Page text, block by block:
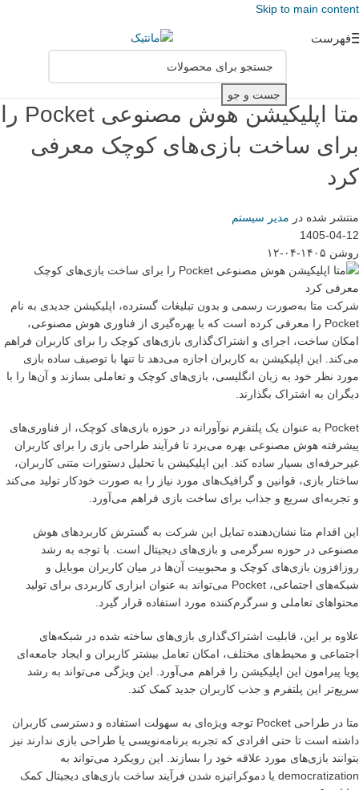
Skip to main content
فهرست
جست و جو
متا اپلیکیشن هوش مصنوعی Pocket را
برای ساخت بازی‌های کوچک معرفی
کرد
منتشر شده در مدیر سیستم
1405-04-12
روشن ۱۴۰۵-۰۴-۱۲
شرکت متا به‌صورت رسمی و بدون تبلیغات گسترده، اپلیکیشن جدیدی به نام
Pocket را معرفی کرده است که با بهره‌گیری از فناوری هوش مصنوعی،
امکان ساخت، اجرای و اشتراک‌گذاری بازی‌های کوچک را برای کاربران فراهم
می‌کند. این اپلیکیشن به کاربران اجازه می‌دهد تا تنها با توصیف ساده بازی
مورد نظر خود به زبان انگلیسی، بازی‌های کوچک و تعاملی بسازند و آن‌ها را با
دیگران به اشتراک بگذارند.
Pocket به عنوان یک پلتفرم نوآورانه در حوزه بازی‌های کوچک، از فناوری‌های
پیشرفته هوش مصنوعی بهره می‌برد تا فرآیند طراحی بازی را برای کاربران
غیرحرفه‌ای بسیار ساده کند. این اپلیکیشن با تحلیل دستورات متنی کاربران،
ساختار بازی، قوانین و گرافیک‌های مورد نیاز را به صورت خودکار تولید می‌کند
و تجربه‌ای سریع و جذاب برای ساخت بازی فراهم می‌آورد.
این اقدام متا نشان‌دهنده تمایل این شرکت به گسترش کاربردهای هوش
مصنوعی در حوزه سرگرمی و بازی‌های دیجیتال است. با توجه به رشد
روزافزون بازی‌های کوچک و محبوبیت آن‌ها در میان کاربران موبایل و
شبکه‌های اجتماعی، Pocket می‌تواند به عنوان ابزاری کاربردی برای تولید
محتواهای تعاملی و سرگرم‌کننده مورد استفاده قرار گیرد.
علاوه بر این، قابلیت اشتراک‌گذاری بازی‌های ساخته شده در شبکه‌های
اجتماعی و محیط‌های مختلف، امکان تعامل بیشتر کاربران و ایجاد جامعه‌ای
پویا پیرامون این اپلیکیشن را فراهم می‌آورد. این ویژگی می‌تواند به رشد
سریع‌تر این پلتفرم و جذب کاربران جدید کمک کند.
متا در طراحی Pocket توجه ویژه‌ای به سهولت استفاده و دسترسی کاربران
داشته است تا حتی افرادی که تجربه برنامه‌نویسی یا طراحی بازی ندارند نیز
بتوانند بازی‌های مورد علاقه خود را بسازند. این رویکرد می‌تواند به
democratization یا دموکراتیزه شدن فرآیند ساخت بازی‌های دیجیتال کمک